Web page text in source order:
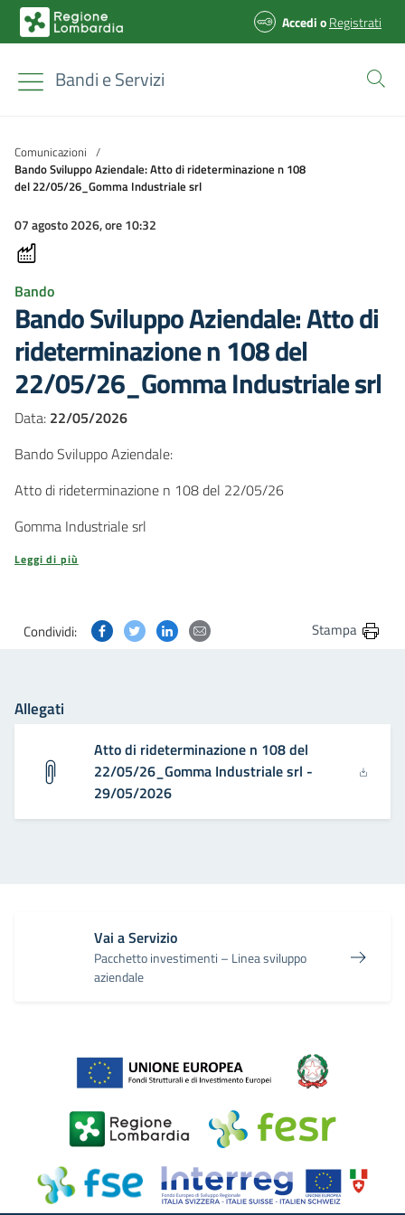
AccedioRegistrati
Bandi e Servizi
Comunicazioni /
Bando Sviluppo Aziendale: Atto di rideterminazione n 108
del 22/05/26_Gomma Industriale srl
07 agosto 2026, ore 10:32
Bando
Bando Sviluppo Aziendale: Atto di
rideterminazione n 108 del
22/05/26_Gomma Industriale srl
Data: 22/05/2026
Bando Sviluppo Aziendale:
Atto di rideterminazione n 108 del 22/05/26
Gomma Industriale srl
Leggi di più
Condividi: Condividi questa pagina su Facebook
Condividi questa pagina su Twitter
Condividi questa pagina su Linkedin
Condividi questa pagina via
Stampa
Allegati
Atto di rideterminazione n 108 del
22/05/26_Gomma Industriale srl -
29/05/2026
Vai a Servizio
Pacchetto investimenti – Linea sviluppo
aziendale